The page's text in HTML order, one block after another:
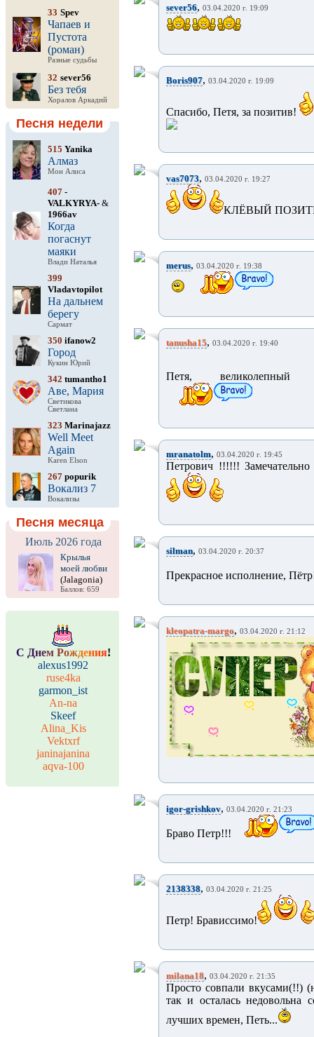
33 Spev
Чапаев и
Пустота
(роман)
Разные судьбы
32 sever56
Без тебя
Хоралов Аркадий
Песня недели
515 Yanika
Алмаз
Мон Алиса
407 -
VALKYRYA- &
1966av
Когда
погаснут
маяки
Влади Наталья
399
Vladavtopilot
На дальнем
берегу
Сармат
350 ifanow2
Город
Кукин Юрий
342 tumantho1
Аве, Мария
Светикова
Светлана
323 Marinajazz
Well Meet
Again
Karen Elson
267 popurik
Вокализ 7
Вокализы
Песня месяца
Июль 2026 года
Крылья
моей любви
(Jalagonia)
Баллов: 659
С Днем Рождения!
alexus1992
ruse4ka
garmon_ist
An-na
Skeef
Alina_Kis
Vektxrf
janinajanina
aqva-100
sever56, 03.04.2020 г. 19:09
Boris907, 03.04.2020 г. 19:09
Спасибо, Петя, за позитив!
vas7073, 03.04.2020 г. 19:27
КЛЁВЫЙ
merus, 03.04.2020 г. 19:38
tanusha15, 03.04.2020 г. 19:40
Петя,
mranatolm, 03.04.2020 г. 19:45
Петрович !!!!!!
silman, 03.04.2020 г. 20:37
Прекрасное исполнение,
kleopatra-margo, 03.04.2020 г. 21:12
igor-grishkov, 03.04.2020 г. 21:23
Браво Петр!!!
2138338, 03.04.2020 г. 21:25
Петр! Брависсимо!
milana18, 03.04.2020 г. 21:35
Просто совпали вкусами(!!)
так и осталась недовольна
лучших времен, Петь...